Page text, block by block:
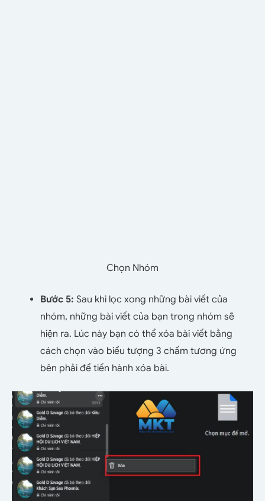
Chọn Nhóm
Bước 5: Sau khi lọc xong những bài viết của
nhóm, những bài viết của bạn trong nhóm sẽ
hiện ra. Lúc này bạn có thể xóa bài viết bằng
cách chọn vào biểu tượng 3 chấm tương ứng
bên phải để tiến hành xóa bài.